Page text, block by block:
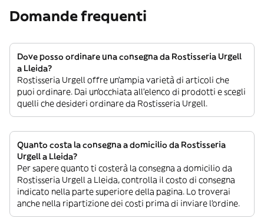
Domande frequenti
Dove posso ordinare una consegna da Rostisseria Urgell
a Lleida?
Rostisseria Urgell offre un’ampia varietà di articoli che
puoi ordinare. Dai un’occhiata all’elenco di prodotti e scegli
quelli che desideri ordinare da Rostisseria Urgell.
Quanto costa la consegna a domicilio da Rostisseria
Urgell a Lleida?
Per sapere quanto ti costerà la consegna a domicilio da
Rostisseria Urgell a Lleida, controlla il costo di consegna
indicato nella parte superiore della pagina. Lo troverai
anche nella ripartizione dei costi prima di inviare l’ordine.